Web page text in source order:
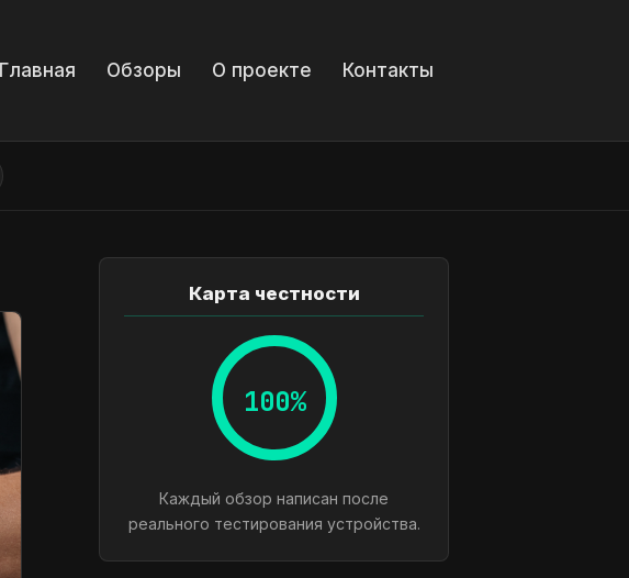
Главная Обзоры О проекте Контакты
Карта честности
100%
Каждый обзор написан после
реального тестирования устройства.